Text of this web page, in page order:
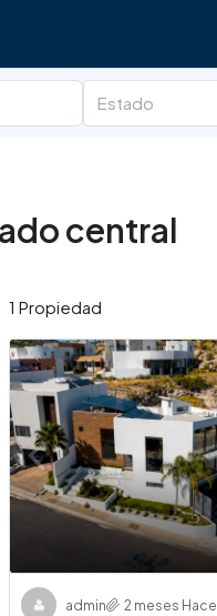
Estado
central
1 Propiedad
admin 2 meses Hace